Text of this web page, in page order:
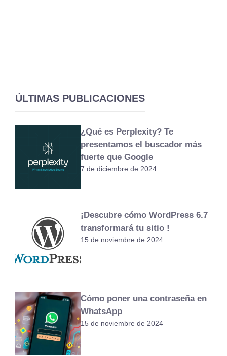
ÚLTIMAS PUBLICACIONES
¿Qué es Perplexity? Te
presentamos el buscador más
fuerte que Google
7 de diciembre de 2024
¡Descubre cómo WordPress 6.7
transformará tu sitio !
15 de noviembre de 2024
Cómo poner una contraseña en
WhatsApp
15 de noviembre de 2024